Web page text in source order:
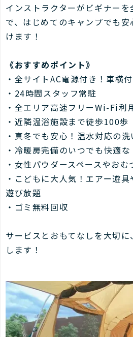
インストラクターがビギナー
で、はじめてのキャンプでも
けます！
《おすすめポイント》
・全サイトAC電源付き！車横付
・24時間スタッフ常駐
・全エリア高速フリーWi-Fi利
・近隣温浴施設まで徒歩100歩
・真冬でも安心！温水対応の洗
・冷暖房完備のいつでも快適
・女性パウダースペースやお
・こどもに大人気！エアー遊
遊び放題
・ゴミ無料回収
サービスとおもてなしを大切
します！